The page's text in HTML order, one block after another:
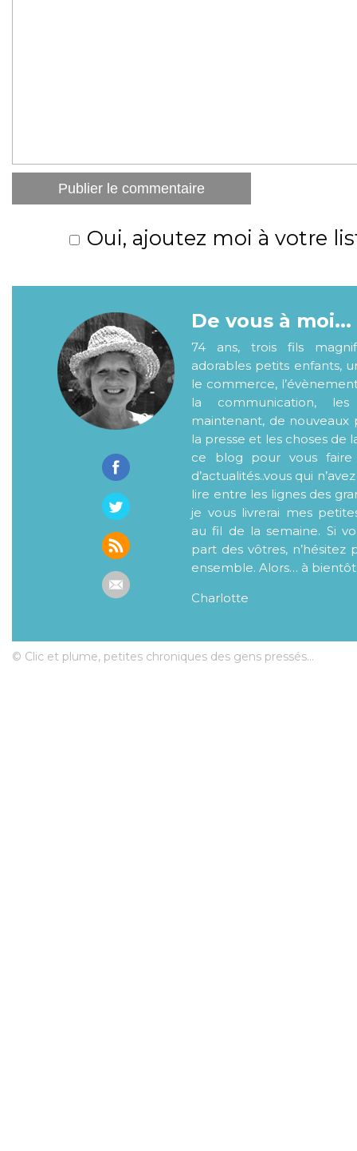
Oui, ajoutez moi à votre
De vous à moi...
74 ans, trois fils
adorables petits enfants,
le commerce,
la communication,
maintenant, de nouveaux
la presse et les choses de
ce blog pour vous faire
d’actualités..vous qui
lire entre les lignes des
je vous livrerai mes
au fil de la semaine. Si
part des vôtres, n’hésitez
ensemble. Alors… à bientôt
Charlotte
© Clic et plume, petites chroniques des gens pressés...